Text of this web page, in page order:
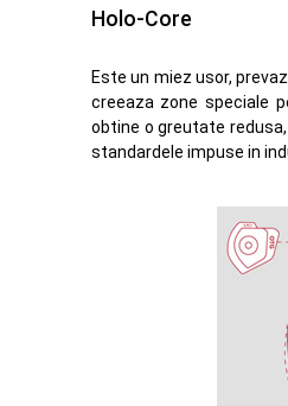
Holo-Core
Este un miez usor,
creeaza zone speciale
obtine o greutate
standardele impuse in